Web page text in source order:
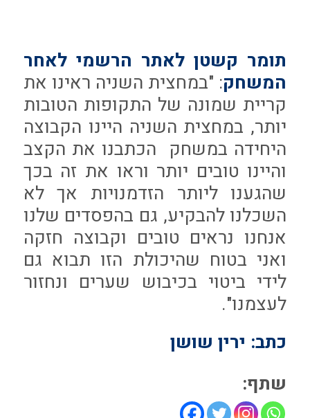
תומר קשטן לאתר הרשמי לאחר
המשחק: "במחצית השניה ראינו את
קריית שמונה של התקופות הטובות
יותר, במחצית השניה היינו הקבוצה
היחידה במשחק הכתבנו את הקצב
והיינו טובים יותר וראו את זה בכך
שהגענו ליותר הזדמנויות אך לא
השכלנו להבקיע, גם בהפסדים שלנו
אנחנו נראים טובים וקבוצה חזקה
ואני בטוח שהיכולת הזו תבוא גם
לידי ביטוי בכיבוש שערים ונחזור
לעצמנו".
כתב: ירין שושן
שתף: